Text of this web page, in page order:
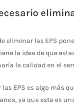
eliminar las EPS
la idea de que
la calidad en el
EPS es algo más
ya que esta es